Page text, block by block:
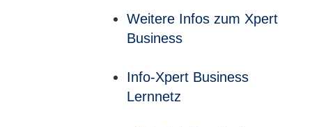
Weitere Infos zum Xpert
Business
Info-Xpert Business
Lernnetz